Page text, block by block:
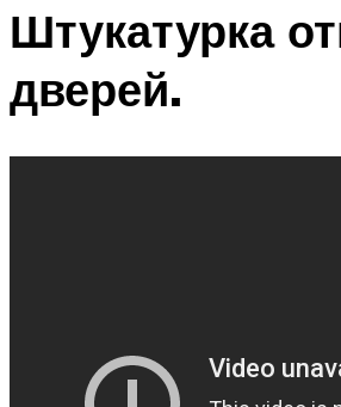
Штукатурка
дверей.